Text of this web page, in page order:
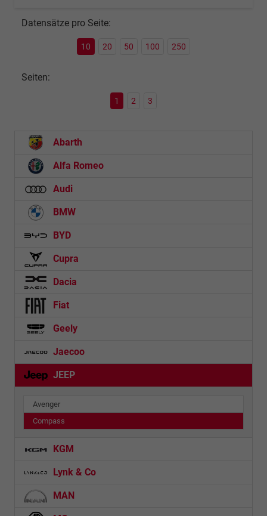
Datensätze pro Seite:
10 20 50 100 250
Seiten:
1 2 3
Abarth
Alfa Romeo
Audi
BMW
BYD
Cupra
Dacia
Fiat
Geely
Jaecoo
JEEP
Avenger
Compass
KGM
Lynk & Co
MAN